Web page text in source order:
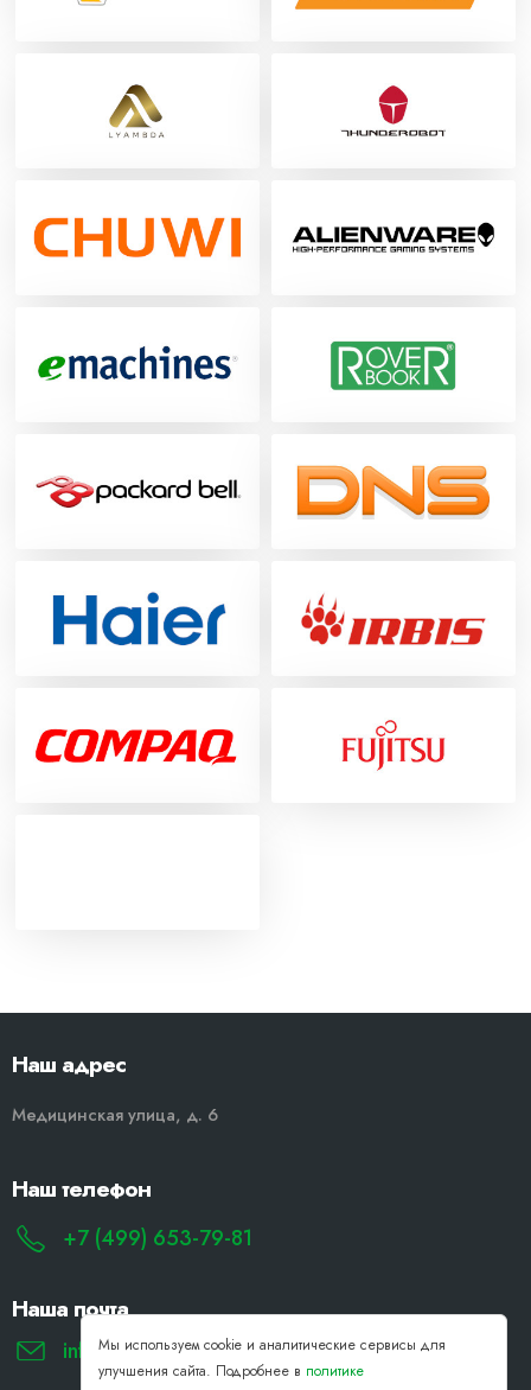
Наш адрес
Медицинская улица, д. 6
Наш телефон
+7 (499) 653-79-81
Наша почта
info@remont-noutbukov-pk.ru
Мы используем cookie и аналитические сервисы для
улучшения сайта. Подробнее в политике